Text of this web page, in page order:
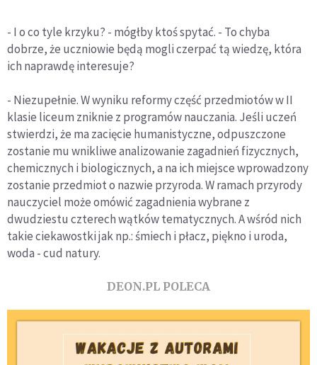
- I o co tyle krzyku? - mógłby ktoś spytać. - To chyba
dobrze, że uczniowie będą mogli czerpać tą wiedzę, która
ich naprawdę interesuje?
- Niezupełnie. W wyniku reformy część przedmiotów w II
klasie liceum zniknie z programów nauczania. Jeśli uczeń
stwierdzi, że ma zacięcie humanistyczne, odpuszczone
zostanie mu wnikliwe analizowanie zagadnień fizycznych,
chemicznych i biologicznych, a na ich miejsce wprowadzony
zostanie przedmiot o nazwie przyroda. W ramach przyrody
nauczyciel może omówić zagadnienia wybrane z
dwudziestu czterech wątków tematycznych. A wśród nich
takie ciekawostki jak np.: śmiech i płacz, piękno i uroda,
woda - cud natury.
DEON.PL POLECA